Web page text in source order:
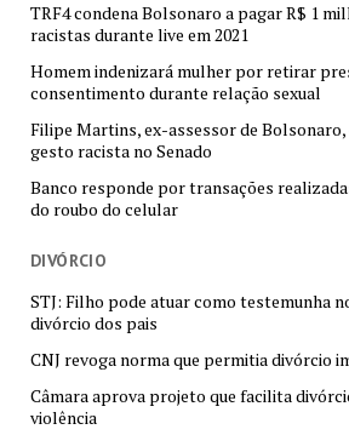
TRF4 condena Bolsonaro a pagar R$ 1
racistas durante live em 2021
Homem indenizará mulher por retirar
consentimento durante relação sexual
Filipe Martins, ex-assessor de
gesto racista no Senado
Banco responde por transações
do roubo do celular
DIVÓRCIO
STJ: Filho pode atuar como testemunha
divórcio dos pais
CNJ revoga norma que permitia divórcio
Câmara aprova projeto que facilita
violência